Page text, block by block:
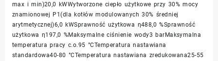
max i min)20,0 kWWytworzone ciepło użytkowe przy 30% mocy
znamionowej P1(dla kotłów modulowanych 30% średniej
arytmetycznej)6,0 kWSprawność użytkowa η488,0 %Sprawność
użytkowa η197,0 %Maksymalne ciśnienie wody3 barMaksymalna
temperatura pracy c.o.95 °CTemperatura nastawiana
standardowa40-80 °CTemperatura nastawiana zredukowana25-55